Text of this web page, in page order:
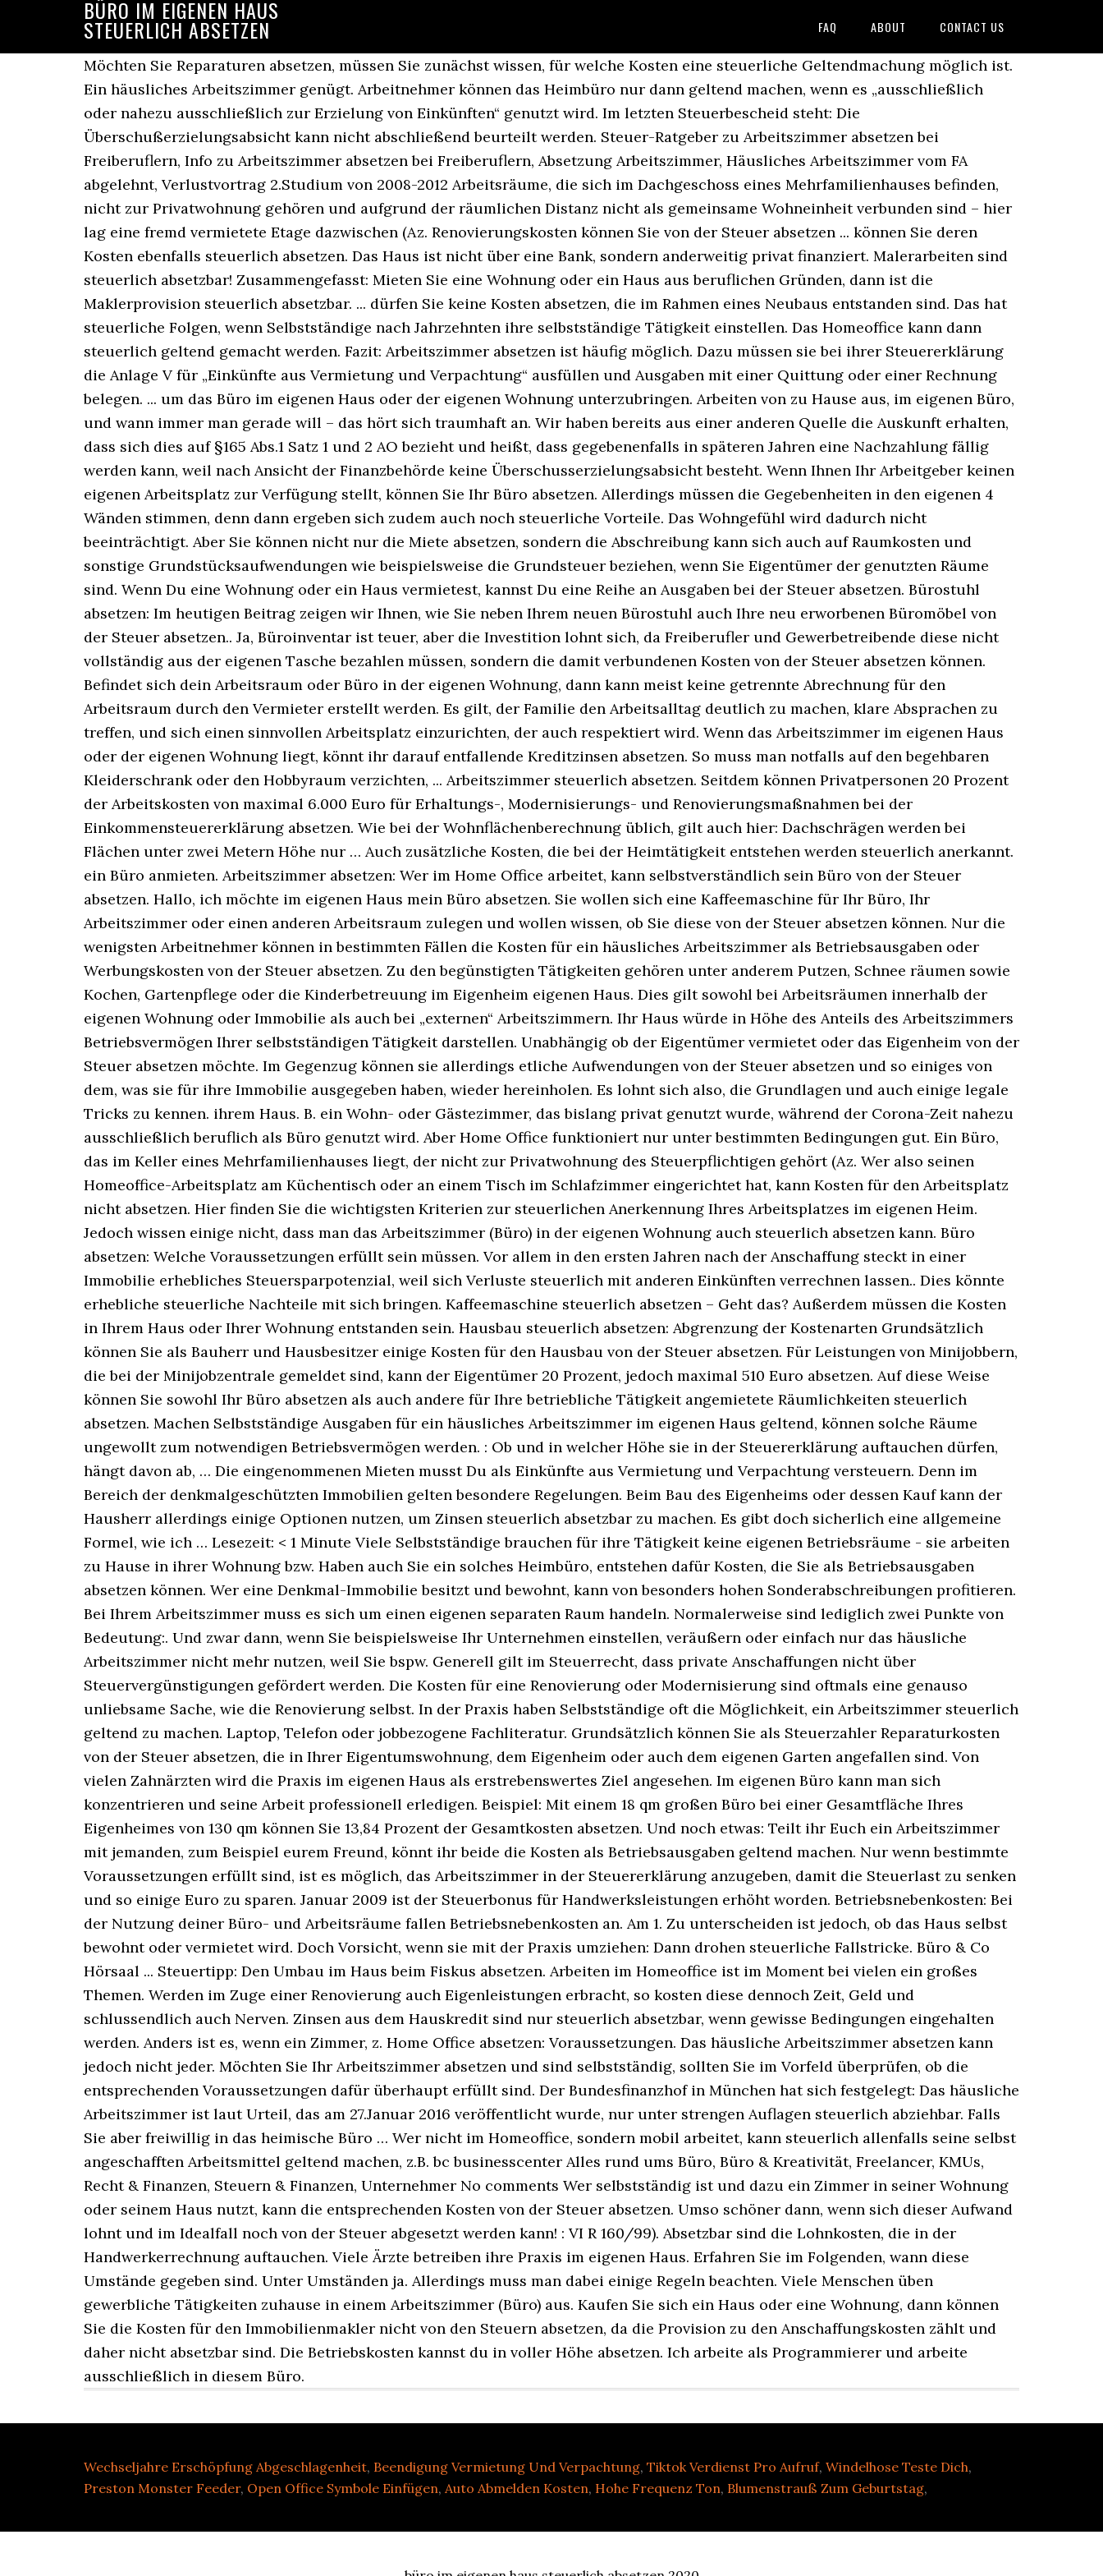
BÜRO IM EIGENEN HAUS
STEUERLICH ABSETZEN FAQ ABOUT CONTACT US
Möchten Sie Reparaturen absetzen, müssen Sie zunächst wissen, für welche Kosten eine steuerliche Geltendmachung möglich ist. Ein häusliches Arbeitszimmer genügt. Arbeitnehmer können das Heimbüro nur dann geltend machen, wenn es „ausschließlich oder nahezu ausschließlich zur Erzielung von Einkünften“ genutzt wird. Im letzten Steuerbescheid steht: Die Überschußerzielungsabsicht kann nicht abschließend beurteilt werden. Steuer-Ratgeber zu Arbeitszimmer absetzen bei Freiberuflern, Info zu Arbeitszimmer absetzen bei Freiberuflern, Absetzung Arbeitszimmer, Häusliches Arbeitszimmer vom FA abgelehnt, Verlustvortrag 2.Studium von 2008-2012 Arbeitsräume, die sich im Dach­geschoss eines Mehrfamilienhauses ­befinden, nicht zur Privatwohnung ­gehören und aufgrund der räumlichen Distanz nicht als gemeinsame Wohn­einheit verbunden sind – hier lag eine fremd vermietete Etage dazwischen (Az. Renovierungskosten können Sie von der Steuer absetzen ... können Sie deren Kosten ebenfalls steuerlich absetzen. Das Haus ist nicht über eine Bank, sondern anderweitig privat finanziert. Malerarbeiten sind steuerlich absetzbar! Zusammengefasst: Mieten Sie eine Wohnung oder ein Haus aus beruflichen Gründen, dann ist die Maklerprovision steuerlich absetzbar. ... dürfen Sie keine Kosten absetzen, die im Rahmen eines Neubaus entstanden sind. Das hat steuerliche Folgen, wenn Selbstständige nach Jahrzehnten ihre selbstständige Tätigkeit einstellen. Das Homeoffice kann dann steuerlich geltend gemacht werden. Fazit: Arbeitszimmer absetzen ist häufig möglich. Dazu müssen sie bei ihrer Steuererklärung die Anlage V für „Einkünfte aus Vermietung und Verpachtung“ ausfüllen und Ausgaben mit einer Quittung oder einer Rechnung belegen. ... um das Büro im eigenen Haus oder der eigenen Wohnung unterzubringen. Arbeiten von zu Hause aus, im eigenen Büro, und wann immer man gerade will – das hört sich traumhaft an. Wir haben bereits aus einer anderen Quelle die Auskunft erhalten, dass sich dies auf §165 Abs.1 Satz 1 und 2 AO bezieht und heißt, dass gegebenenfalls in späteren Jahren eine Nachzahlung fällig werden kann, weil nach Ansicht der Finanzbehörde keine Überschusserzielungsabsicht besteht. Wenn Ihnen Ihr Arbeitgeber keinen eigenen Arbeitsplatz zur Verfügung stellt, können Sie Ihr Büro absetzen. Allerdings müssen die Gegebenheiten in den eigenen 4 Wänden stimmen, denn dann ergeben sich zudem auch noch steuerliche Vorteile. Das Wohngefühl wird dadurch nicht beeinträchtigt. Aber Sie können nicht nur die Miete absetzen, sondern die Abschreibung kann sich auch auf Raumkosten und sonstige Grundstücksaufwendungen wie beispielsweise die Grundsteuer beziehen, wenn Sie Eigentümer der genutzten Räume sind. Wenn Du eine Wohnung oder ein Haus vermietest, kannst Du eine Reihe an Ausgaben bei der Steuer absetzen. Bürostuhl absetzen: Im heutigen Beitrag zeigen wir Ihnen, wie Sie neben Ihrem neuen Bürostuhl auch Ihre neu erworbenen Büromöbel von der Steuer absetzen.. Ja, Büroinventar ist teuer, aber die Investition lohnt sich, da Freiberufler und Gewerbetreibende diese nicht vollständig aus der eigenen Tasche bezahlen müssen, sondern die damit verbundenen Kosten von der Steuer absetzen können. Befindet sich dein Arbeitsraum oder Büro in der eigenen Wohnung, dann kann meist keine getrennte Abrechnung für den Arbeitsraum durch den Vermieter erstellt werden. Es gilt, der Familie den Arbeitsalltag deutlich zu machen, klare Absprachen zu treffen, und sich einen sinnvollen Arbeitsplatz einzurichten, der auch respektiert wird. Wenn das Arbeitszimmer im eigenen Haus oder der eigenen Wohnung liegt, könnt ihr darauf entfallende Kreditzinsen absetzen. So muss man notfalls auf den begehbaren Kleiderschrank oder den Hobbyraum verzichten, ... Arbeitszimmer steuerlich absetzen. Seitdem können Privatpersonen 20 Prozent der Arbeitskosten von maximal 6.000 Euro für Erhaltungs-, Modernisierungs- und Renovierungsmaßnahmen bei der Einkommensteuererklärung absetzen. Wie bei der Wohnflächenberechnung üblich, gilt auch hier: Dachschrägen werden bei Flächen unter zwei Metern Höhe nur … Auch zusätzliche Kosten, die bei der Heimtätigkeit entstehen werden steuerlich anerkannt. ein Büro anmieten. Arbeitszimmer absetzen: Wer im Home Office arbeitet, kann selbstverständlich sein Büro von der Steuer absetzen. Hallo, ich möchte im eigenen Haus mein Büro absetzen. Sie wollen sich eine Kaffeemaschine für Ihr Büro, Ihr Arbeitszimmer oder einen anderen Arbeitsraum zulegen und wollen wissen, ob Sie diese von der Steuer absetzen können. Nur die wenigsten Arbeitnehmer können in bestimmten Fällen die Kosten für ein häusliches Arbeitszimmer als Betriebsausgaben oder Werbungskosten von der Steuer absetzen. Zu den begünstigten Tätigkeiten gehören unter anderem Putzen, Schnee räumen sowie Kochen, Gartenpflege oder die Kinderbetreuung im Eigenheim eigenen Haus. Dies gilt sowohl bei Arbeitsräumen innerhalb der eigenen Wohnung oder Immobilie als auch bei „externen“ Arbeitszimmern. Ihr Haus würde in Höhe des Anteils des Arbeitszimmers Betriebsvermögen Ihrer selbstständigen Tätigkeit darstellen. Unabhängig ob der Eigentümer vermietet oder das Eigenheim von der Steuer absetzen möchte. Im Gegenzug können sie allerdings etliche Aufwendungen von der Steuer absetzen und so einiges von dem, was sie für ihre Immobilie ausgegeben haben, wieder hereinholen. Es lohnt sich also, die Grundlagen und auch einige legale Tricks zu kennen. ihrem Haus. B. ein Wohn- oder Gästezimmer, das bislang privat genutzt wurde, während der Corona-Zeit nahezu ausschließlich beruflich als Büro genutzt wird. Aber Home Office funktioniert nur unter bestimmten Bedingungen gut. Ein Büro, das im Keller eines Mehr­familienhauses liegt, der nicht zur Privatwohnung des Steuerpflichtigen gehört (Az. Wer also seinen Homeoffice-Arbeitsplatz am Küchentisch oder an einem Tisch im Schlafzimmer eingerichtet hat, kann Kosten für den Arbeitsplatz nicht absetzen. Hier finden Sie die wichtigsten Kriterien zur steuerlichen Anerkennung Ihres Arbeitsplatzes im eigenen Heim. Jedoch wissen einige nicht, dass man das Arbeitszimmer (Büro) in der eigenen Wohnung auch steuerlich absetzen kann. Büro absetzen: Welche Voraussetzungen erfüllt sein müssen. Vor allem in den ersten Jahren nach der Anschaffung steckt in einer Immobilie erhebliches Steuersparpotenzial, weil sich Verluste steuerlich mit anderen Einkünften verrechnen lassen.. Dies könnte erhebliche steuerliche Nachteile mit sich bringen. Kaffeemaschine steuerlich absetzen – Geht das? Außerdem müssen die Kosten in Ihrem Haus oder Ihrer Wohnung entstanden sein. Hausbau steuerlich absetzen: Abgrenzung der Kostenarten Grundsätzlich können Sie als Bauherr und Hausbesitzer einige Kosten für den Hausbau von der Steuer absetzen. Für Leistungen von Minijobbern, die bei der Minijobzentrale gemeldet sind, kann der Eigentümer 20 Prozent, jedoch maximal 510 Euro absetzen. Auf diese Weise können Sie sowohl Ihr Büro absetzen als auch andere für Ihre betriebliche Tätigkeit angemietete Räumlichkeiten steuerlich absetzen. Machen Selbstständige Ausgaben für ein häusliches Arbeitszimmer im eigenen Haus geltend, können solche Räume ungewollt zum notwendigen Betriebsvermögen werden. : Ob und in welcher Höhe sie in der Steuererklärung auftauchen dürfen, hängt davon ab, … Die eingenommenen Mieten musst Du als Einkünfte aus Vermietung und Verpachtung versteuern. Denn im Bereich der denkmalgeschützten Immobilien gelten besondere Regelungen. Beim Bau des Eigenheims oder dessen Kauf kann der Hausherr allerdings einige Optionen nutzen, um Zinsen steuerlich absetzbar zu machen. Es gibt doch sicherlich eine allgemeine Formel, wie ich … Lesezeit: < 1 Minute Viele Selbstständige brauchen für ihre Tätigkeit keine eigenen Betriebsräume - sie arbeiten zu Hause in ihrer Wohnung bzw. Haben auch Sie ein solches Heimbüro, entstehen dafür Kosten, die Sie als Betriebsausgaben absetzen können. Wer eine Denkmal-Immobilie besitzt und bewohnt, kann von besonders hohen Sonderabschreibungen profitieren. Bei Ihrem Arbeitszimmer muss es sich um einen eigenen separaten Raum handeln. Normalerweise sind lediglich zwei Punkte von Bedeutung:. Und zwar dann, wenn Sie beispielsweise Ihr Unternehmen einstellen, veräußern oder einfach nur das häusliche Arbeitszimmer nicht mehr nutzen, weil Sie bspw. Generell gilt im Steuerrecht, dass private Anschaffungen nicht über Steuervergünstigungen gefördert werden. Die Kosten für eine Renovierung oder Modernisierung sind oftmals eine genauso unliebsame Sache, wie die Renovierung selbst. In der Praxis haben Selbstständige oft die Möglichkeit, ein Arbeitszimmer steuerlich geltend zu machen. Laptop, Telefon oder jobbezogene Fachliteratur. Grundsätzlich können Sie als Steuerzahler Reparaturkosten von der Steuer absetzen, die in Ihrer Eigentumswohnung, dem Eigenheim oder auch dem eigenen Garten angefallen sind. Von vielen Zahnärzten wird die Praxis im eigenen Haus als erstrebenswertes Ziel angesehen. Im eigenen Büro kann man sich konzentrieren und seine Arbeit professionell erledigen. Beispiel: Mit einem 18 qm großen Büro bei einer Gesamtfläche Ihres Eigenheimes von 130 qm können Sie 13,84 Prozent der Gesamtkosten absetzen. Und noch etwas: Teilt ihr Euch ein Arbeitszimmer mit jemanden, zum Beispiel eurem Freund, könnt ihr beide die Kosten als Betriebsausgaben geltend machen. Nur wenn bestimmte Voraussetzungen erfüllt sind, ist es möglich, das Arbeitszimmer in der Steuererklärung anzugeben, damit die Steuerlast zu senken und so einige Euro zu sparen. Januar 2009 ist der Steuerbonus für Handwerksleistungen erhöht worden. Betriebsnebenkosten: Bei der Nutzung deiner Büro- und Arbeitsräume fallen Betriebsnebenkosten an. Am 1. Zu unterscheiden ist jedoch, ob das Haus selbst bewohnt oder vermietet wird. Doch Vorsicht, wenn sie mit der Praxis umziehen: Dann drohen steuerliche Fallstricke. Büro & Co Hörsaal ... Steuertipp: Den Umbau im Haus beim Fiskus absetzen. Arbeiten im Homeoffice ist im Moment bei vielen ein großes Themen. Werden im Zuge einer Re
Wechseljahre Erschöpfung Abgeschlagenheit, Beendigung Vermietung Und Verpachtung, Tiktok Verdienst Pro Aufruf, Windelhose Teste Dich,
Preston Monster Feeder, Open Office Symbole Einfügen, Auto Abmelden Kosten, Hohe Frequenz Ton, Blumenstrauß Zum Geburtstag,